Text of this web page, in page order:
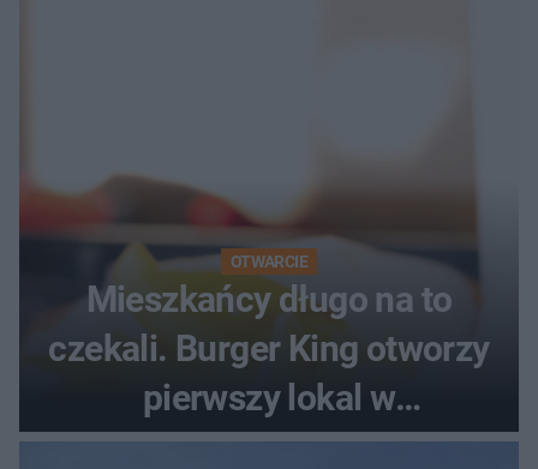
OTWARCIE
Mieszkańcy długo na to
czekali. Burger King otworzy
pierwszy lokal w
województwie podlaskim